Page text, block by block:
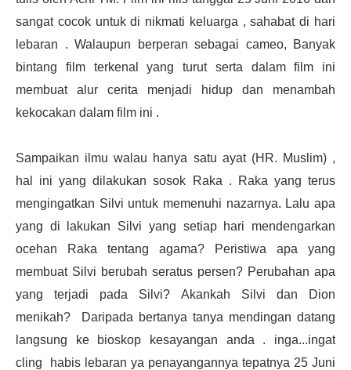
sangat cocok untuk di nikmati keluarga , sahabat di hari
lebaran . Walaupun berperan sebagai cameo, Banyak
bintang film terkenal yang turut serta dalam film ini
membuat alur cerita menjadi hidup dan menambah
kekocakan dalam film ini .
Sampaikan ilmu walau hanya satu ayat (HR. Muslim) ,
hal ini yang dilakukan sosok Raka . Raka yang terus
mengingatkan Silvi untuk memenuhi nazarnya. Lalu apa
yang di lakukan Silvi yang setiap hari mendengarkan
ocehan Raka tentang agama? Peristiwa apa yang
membuat Silvi berubah seratus persen? Perubahan apa
yang terjadi pada Silvi? Akankah Silvi dan Dion
menikah? Daripada bertanya tanya mendingan datang
langsung ke bioskop kesayangan anda . inga...ingat
cling habis lebaran ya penayangannya tepatnya 25 Juni